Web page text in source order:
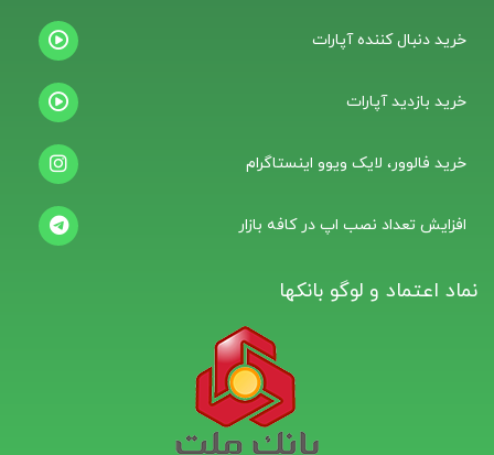
خرید دنبال کننده آپارات
خرید بازدید آپارات
خرید فالوور، لایک ویوو اینستاگرام
افزایش تعداد نصب اپ در کافه بازار
نماد اعتماد و لوگو بانکها